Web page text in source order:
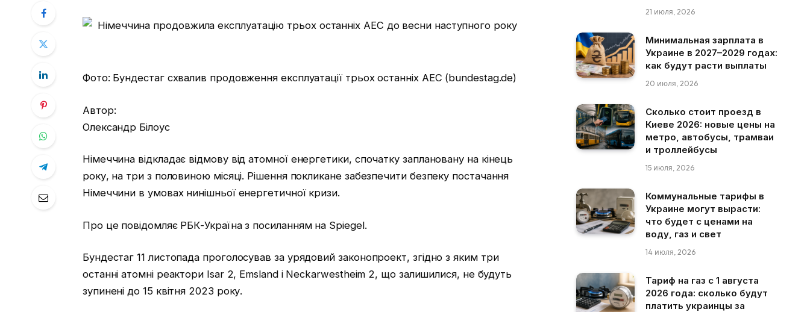
Фото: Бундестаг схвалив продовження експлуатації трьох останніх АЕС (bundestag.de)
Автор:
Олександр Білоус
Німеччина відкладає відмову від атомної енергетики, спочатку заплановану на кінець
року, на три з половиною місяці. Рішення покликане забезпечити безпеку постачання
Німеччини в умовах нинішньої енергетичної кризи.
Про це повідомляє РБК-Україна з посиланням на Spiegel.
Бундестаг 11 листопада проголосував за урядовий законопроект, згідно з яким три
останні атомні реактори Isar 2, Emsland і Neckarwestheim 2, що залишилися, не будуть
зупинені до 15 квітня 2023 року.
21 июля, 2026
Минимальная зарплата в
Украине в 2027–2029 годах:
как будут расти выплаты
20 июля, 2026
Сколько стоит проезд в
Киеве 2026: новые цены на
метро, автобусы, трамваи
и троллейбусы
15 июля, 2026
Коммунальные тарифы в
Украине могут вырасти:
что будет с ценами на
воду, газ и свет
14 июля, 2026
Тариф на газ с 1 августа
2026 года: сколько будут
платить украинцы за